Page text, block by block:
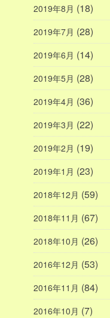
2019年8月 (18)
2019年7月 (28)
2019年6月 (14)
2019年5月 (28)
2019年4月 (36)
2019年3月 (22)
2019年2月 (19)
2019年1月 (23)
2018年12月 (59)
2018年11月 (67)
2018年10月 (26)
2016年12月 (53)
2016年11月 (84)
2016年10月 (7)